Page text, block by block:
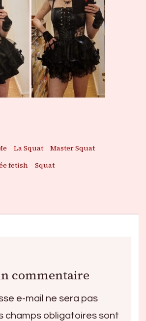
La Squat
Master Squat
fetish Squat
commentaire
e-mail ne sera pas
champs obligatoires sont